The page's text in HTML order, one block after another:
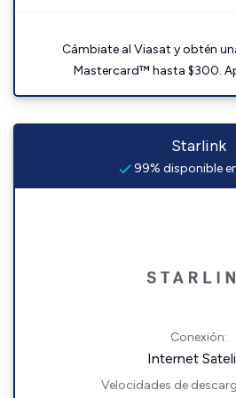
Cámbiate al Viasat y obtén
Mastercard™ hasta $300.
Starlink
99% disponible
Conexión:
Internet
Velocidades de